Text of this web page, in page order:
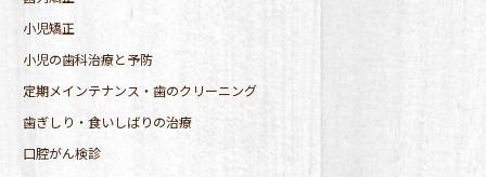
小児矯正
小児の歯科治療と予防
定期メインテナンス・歯のクリーニング
歯ぎしり・食いしばりの治療
口腔がん検診